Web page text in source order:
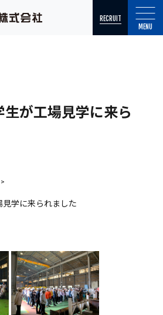
RECRUIT
MENU
が工場見学に来ら
学に来られました